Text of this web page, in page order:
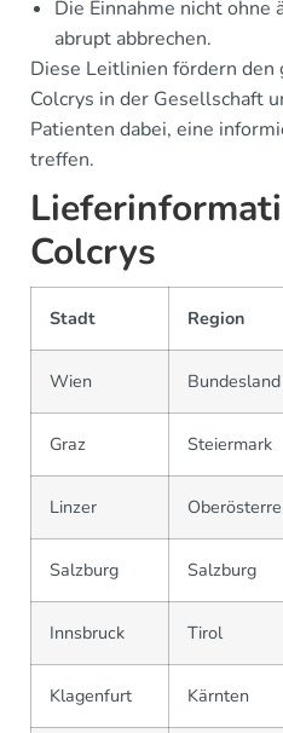
Die Einnahme nicht ohne
abrupt abbrechen.
Diese Leitlinien fördern den
Colcrys in der Gesellschaft
Patienten dabei, eine
treffen.
Colcrys
Stadt Region
Wien
Graz Steiermark
Linzer
Salzburg Salzburg
Innsbruck Tirol
Klagenfurt Kärnten